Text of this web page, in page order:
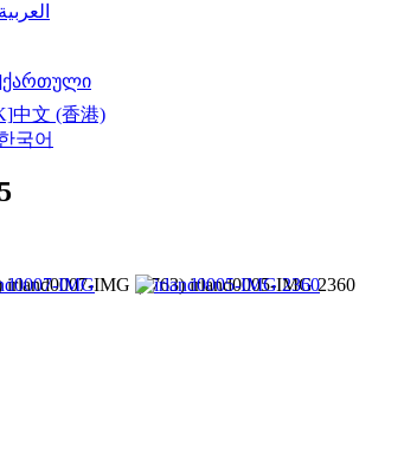
العربية
ქართული
中文 (香港)
국어
irland0007-IMG (7763) irland0005-IMG 2360